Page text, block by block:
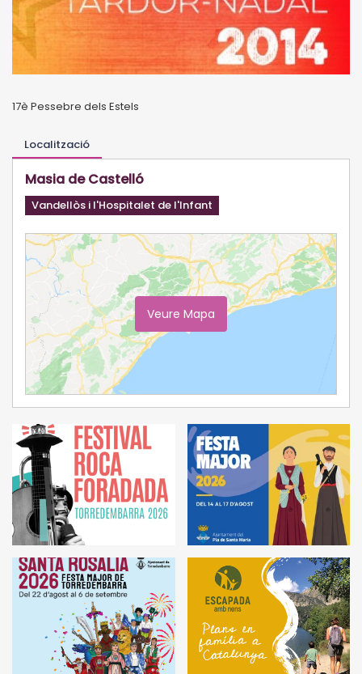
17è Pessebre dels Estels
Localització
Masia de Castelló
Vandellòs i l'Hospitalet de l'Infant
Veure Mapa